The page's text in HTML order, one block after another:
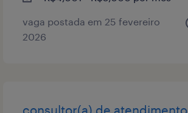
vaga postada em 25 fevereiro
2026
consultor(a) de atendimento